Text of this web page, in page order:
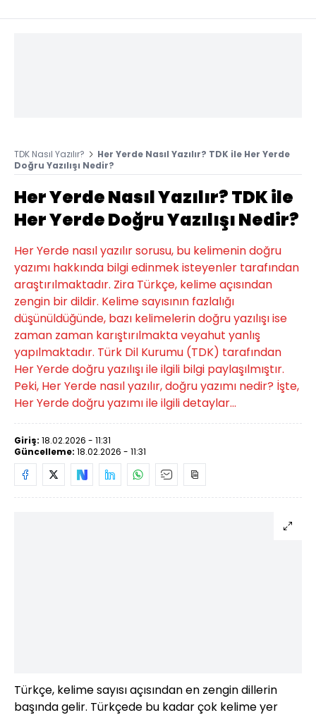
TDK Nasıl Yazılır?
Her Yerde Nasıl Yazılır? TDK ile Her Yerde
Doğru Yazılışı Nedir?
Her Yerde Nasıl Yazılır? TDK ile
Her Yerde Doğru Yazılışı Nedir?
Her Yerde nasıl yazılır sorusu, bu kelimenin doğru
yazımı hakkında bilgi edinmek isteyenler tarafından
araştırılmaktadır. Zira Türkçe, kelime açısından
zengin bir dildir. Kelime sayısının fazlalığı
düşünüldüğünde, bazı kelimelerin doğru yazılışı ise
zaman zaman karıştırılmakta veyahut yanlış
yapılmaktadır. Türk Dil Kurumu (TDK) tarafından
Her Yerde doğru yazılışı ile ilgili bilgi paylaşılmıştır.
Peki, Her Yerde nasıl yazılır, doğru yazımı nedir? İşte,
Her Yerde doğru yazımı ile ilgili detaylar...
Giriş: 18.02.2026 - 11:31
Güncelleme: 18.02.2026 - 11:31
Türkçe, kelime sayısı açısından en zengin dillerin
başında gelir. Türkçede bu kadar çok kelime yer